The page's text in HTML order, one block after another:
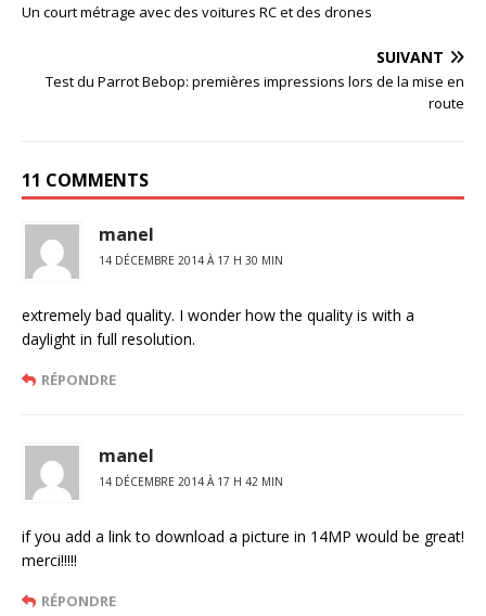
Un court métrage avec des voitures RC et des drones
SUIVANT
Test du Parrot Bebop: premières impressions lors de la mise en
route
11 COMMENTS
manel
14 DÉCEMBRE 2014 À 17 H 30 MIN
extremely bad quality. I wonder how the quality is with a
daylight in full resolution.
RÉPONDRE
manel
14 DÉCEMBRE 2014 À 17 H 42 MIN
if you add a link to download a picture in 14MP would be great!
merci!!!!!
RÉPONDRE